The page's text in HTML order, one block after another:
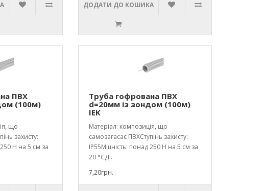
ДОДАТИ ДО КОШИКА
ПВХ
(100м)
що
захисту:
Н на 5 см за
Труба гофрована ПВХ
d=20мм із зондом (100м)
IEK
Матеріал: композиція, що
самозагасає ПВХСтупінь захисту:
IP55Міцність: понад 250 Н на 5 см за
20 °СД..
7,20грн.